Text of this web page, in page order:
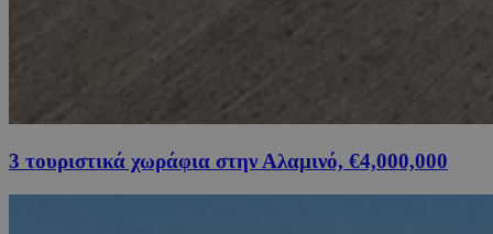
3 τουριστικά χωράφια στην Αλαμινό, €4,000,000